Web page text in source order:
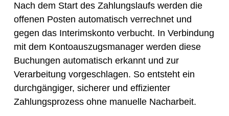
Nach dem Start des Zahlungslaufs werden die
offenen Posten automatisch verrechnet und
gegen das Interimskonto verbucht. In Verbindung
mit dem Kontoauszugsmanager werden diese
Buchungen automatisch erkannt und zur
Verarbeitung vorgeschlagen. So entsteht ein
durchgängiger, sicherer und effizienter
Zahlungsprozess ohne manuelle Nacharbeit.